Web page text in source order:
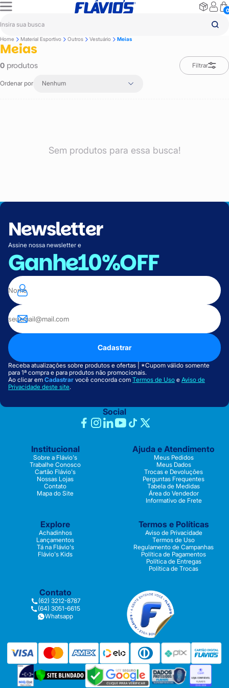
0
Home Material Esportivo Outros Vestuário Meias
Meias
0produtos Filtrar
Ordenar por Nenhum
Sem produtos para essa busca!
Newsletter
Assine nossa newsletter e
Ganhe10%OFF
Cadastrar
Receba atualizações sobre produtos e ofertas | *Cupom válido somente
para 1ª compra e para produtos não promocionais.
Ao clicar em Cadastrar você concorda com Termos de Uso e Aviso de
Privacidade deste site.
Social
Institucional
Sobre a Flávio's
Trabalhe Conosco
Cartão Flávio's
Nossas Lojas
Contato
Mapa do Site
Ajuda e Atendimento
Meus Pedidos
Meus Dados
Trocas e Devoluções
Perguntas Frequentes
Tabela de Medidas
Área do Vendedor
Informativo de Frete
Explore
Achadinhos
Lançamentos
Tá na Flávio's
Flávio's Kids
Termos e Políticas
Aviso de Privacidade
Termos de Uso
Regulamento de Campanhas
Política de Pagamentos
Política de Entregas
Política de Trocas
Contato
(62) 3212-8787
(64) 3051-6615
Whatsapp